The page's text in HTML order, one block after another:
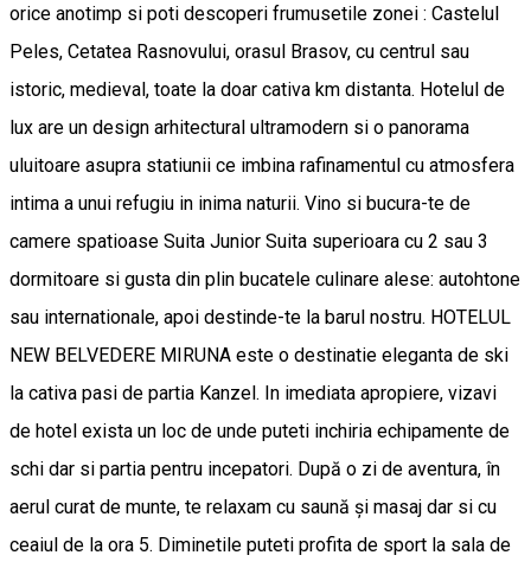
orice anotimp si poti descoperi frumusetile zonei : Castelul
Peles, Cetatea Rasnovului, orasul Brasov, cu centrul sau
istoric, medieval, toate la doar cativa km distanta. Hotelul de
lux are un design arhitectural ultramodern si o panorama
uluitoare asupra statiunii ce imbina rafinamentul cu atmosfera
intima a unui refugiu in inima naturii. Vino si bucura-te de
camere spatioase Suita Junior Suita superioara cu 2 sau 3
dormitoare si gusta din plin bucatele culinare alese: autohtone
sau internationale, apoi destinde-te la barul nostru. HOTELUL
NEW BELVEDERE MIRUNA este o destinatie eleganta de ski
la cativa pasi de partia Kanzel. In imediata apropiere, vizavi
de hotel exista un loc de unde puteti inchiria echipamente de
schi dar si partia pentru incepatori. După o zi de aventura, în
aerul curat de munte, te relaxam cu saună şi masaj dar si cu
ceaiul de la ora 5. Diminetile puteti profita de sport la sala de